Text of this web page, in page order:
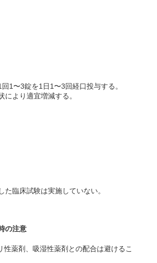
1〜3錠を1日1〜3回経口投与する。
により適宜増減する。
た臨床試験は実施していない。
の注意
薬剤、吸湿性薬剤との配合は避けるこ